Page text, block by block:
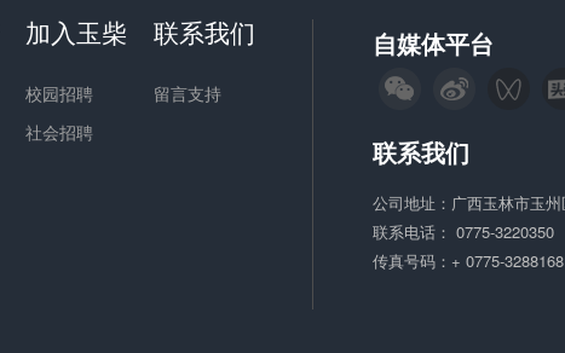
加入玉柴
校园招聘
社会招聘
联系我们
留言支持
自媒体平台
联系我们
公司地址：广西玉林市玉
联系电话： 0775-3220350
传真号码：+ 0775-3288168